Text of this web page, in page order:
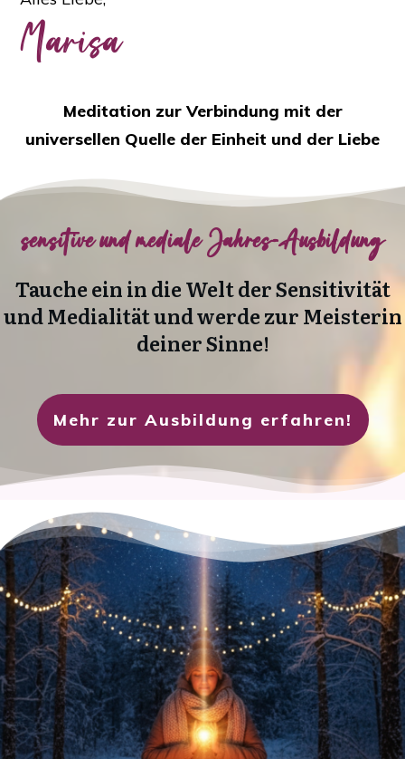
Marisa
Meditation zur Verbindung mit der
universellen Quelle der Einheit und der Liebe
sensitive und mediale Jahres-Ausbildung
Tauche ein in die Welt der Sensitivität
und Medialität und werde zur Meisterin
deiner Sinne!
Mehr zur Ausbildung erfahren!